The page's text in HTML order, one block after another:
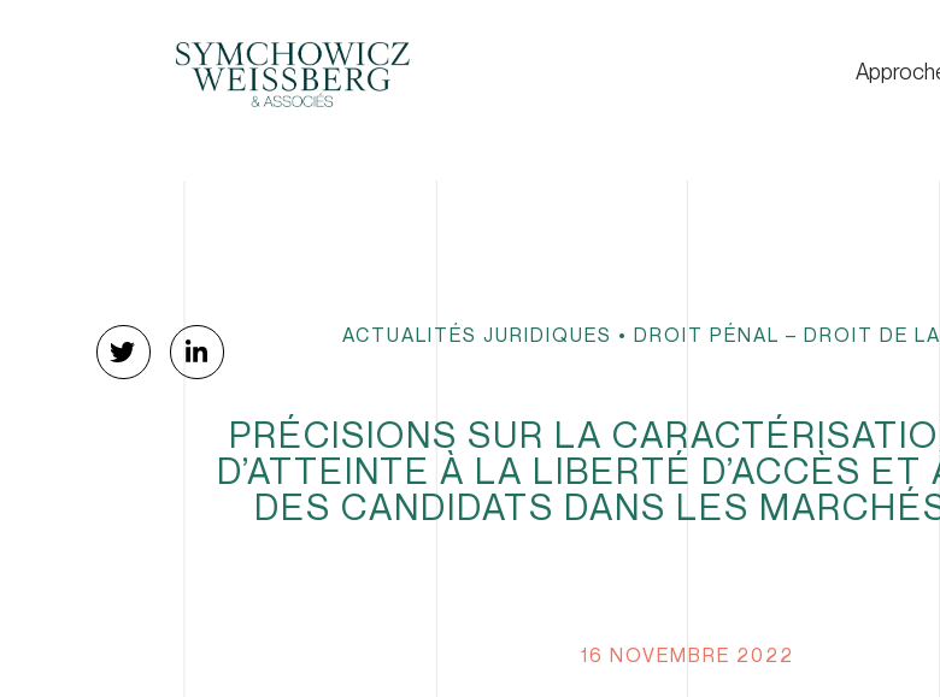
ACTUALITÉS JURIDIQUES • DROIT PÉNAL – DROIT DE
PRÉCISIONS SUR LA
D’ATTEINTE À LA LIBERTÉ D’ACCÈS ET
DES CANDIDATS DANS LES
16 NOVEMBRE 2022